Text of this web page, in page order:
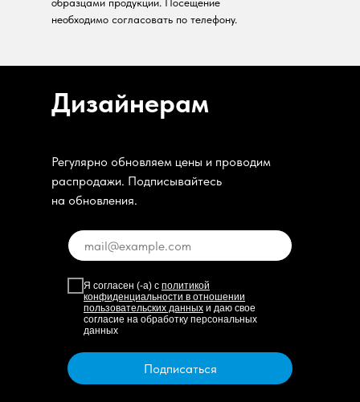
образцами продукции. Посещение
необходимо согласовать по телефону.
Дизайнерам
Регулярно обновляем цены и проводим
распродажи. Подписывайтесь
на обновления.
Я согласен (-а) с политикой
конфиденциальности в отношении
пользовательских данных и даю свое
согласие на обработку персональных
данных
Подписаться